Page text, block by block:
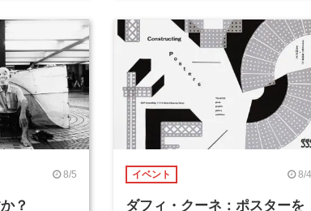
8/5
？
イベント 8/4
ダフィ・クーネ：ポスターを